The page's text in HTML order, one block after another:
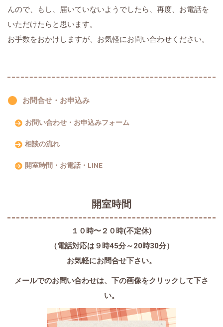
んので、もし、届いていないようでしたら、再度、お電話を
いただけたらと思います。
お手数をおかけしますが、お気軽にお問い合わせください。
お問合せ・お申込み
お問い合わせ・お申込みフォーム
相談の流れ
開室時間・お電話・LINE
開室時間
１０時〜２０時(不定休)
（電話対応は９時45分～20時30分）
お気軽にお問合せ下さい。
メールでのお問い合わせは、 下の画像をクリックして下さ
い。